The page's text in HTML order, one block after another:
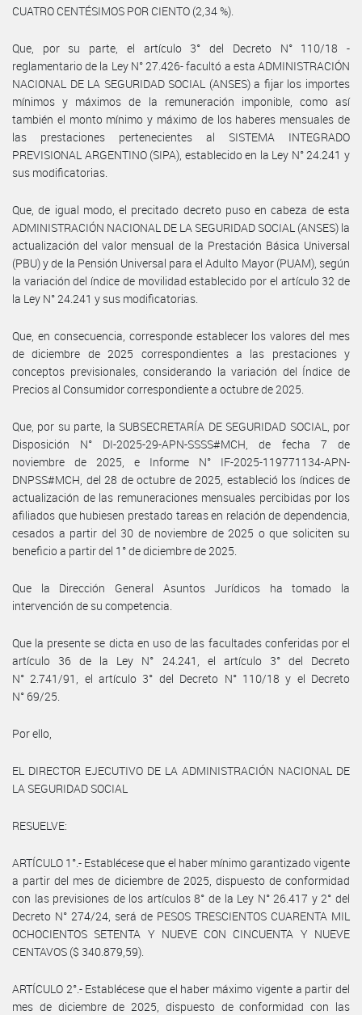
CUATRO CENTÉSIMOS POR CIENTO (2,34 %).
Que, por su parte, el artículo 3° del Decreto N° 110/18 -
reglamentario de la Ley N° 27.426- facultó a esta ADMINISTRACIÓN
NACIONAL DE LA SEGURIDAD SOCIAL (ANSES) a fijar los importes
mínimos y máximos de la remuneración imponible, como así
también el monto mínimo y máximo de los haberes mensuales de
las prestaciones pertenecientes al SISTEMA INTEGRADO
PREVISIONAL ARGENTINO (SIPA), establecido en la Ley N° 24.241 y
sus modificatorias.
Que, de igual modo, el precitado decreto puso en cabeza de esta
ADMINISTRACIÓN NACIONAL DE LA SEGURIDAD SOCIAL (ANSES) la
actualización del valor mensual de la Prestación Básica Universal
(PBU) y de la Pensión Universal para el Adulto Mayor (PUAM), según
la variación del índice de movilidad establecido por el artículo 32 de
la Ley N° 24.241 y sus modificatorias.
Que, en consecuencia, corresponde establecer los valores del mes
de diciembre de 2025 correspondientes a las prestaciones y
conceptos previsionales, considerando la variación del Índice de
Precios al Consumidor correspondiente a octubre de 2025.
Que, por su parte, la SUBSECRETARÍA DE SEGURIDAD SOCIAL, por
Disposición N° DI-2025-29-APN-SSSS#MCH, de fecha 7 de
noviembre de 2025, e Informe N° IF-2025-119771134-APN-
DNPSS#MCH, del 28 de octubre de 2025, estableció los índices de
actualización de las remuneraciones mensuales percibidas por los
afiliados que hubiesen prestado tareas en relación de dependencia,
cesados a partir del 30 de noviembre de 2025 o que soliciten su
beneficio a partir del 1° de diciembre de 2025.
Que la Dirección General Asuntos Jurídicos ha tomado la
intervención de su competencia.
Que la presente se dicta en uso de las facultades conferidas por el
artículo 36 de la Ley N° 24.241, el artículo 3° del Decreto
N° 2.741/91, el artículo 3° del Decreto N° 110/18 y el Decreto
N° 69/25.
Por ello,
EL DIRECTOR EJECUTIVO DE LA ADMINISTRACIÓN NACIONAL DE
LA SEGURIDAD SOCIAL
RESUELVE:
ARTÍCULO 1°.- Establécese que el haber mínimo garantizado vigente
a partir del mes de diciembre de 2025, dispuesto de conformidad
con las previsiones de los artículos 8° de la Ley N° 26.417 y 2° del
Decreto N° 274/24, será de PESOS TRESCIENTOS CUARENTA MIL
OCHOCIENTOS SETENTA Y NUEVE CON CINCUENTA Y NUEVE
CENTAVOS ($ 340.879,59).
ARTÍCULO 2°.- Establécese que el haber máximo vigente a partir del
mes de diciembre de 2025, dispuesto de conformidad con las